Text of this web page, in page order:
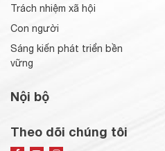
Trách nhiệm xã hội
Con người
Sáng kiến phát triển bền
vững
Nội bộ
Theo dõi chúng tôi